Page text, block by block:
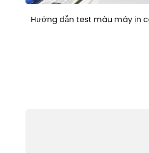
Hướng dẫn test màu máy in